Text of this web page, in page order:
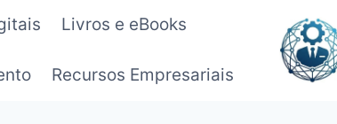
Livros e eBooks
Recursos Empresariais